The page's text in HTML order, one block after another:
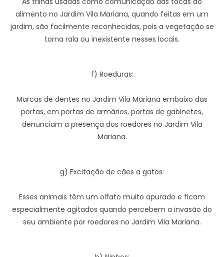
alimento no Jardim Vila Mariana, quando feitas em um
jardim, são facilmente reconhecidas, pois a vegetação se
torna rala ou inexistente nesses locais.
f) Roeduras:
Marcas de dentes no Jardim Vila Mariana embaixo das
portas, em portas de armários, portas de gabinetes,
denunciam a presença dos roedores no Jardim Vila
Mariana.
g) Excitação de cães a gatos:
Esses animais têm um olfato muito apurado e ficam
especialmente agitados quando percebem a invasão do
seu ambiente por roedores no Jardim Vila Mariana.